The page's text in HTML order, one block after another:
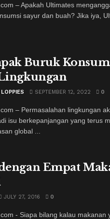
– Apakah Ultimates
sayur dan buah? Jika iya,
Buruk
SEPTEMBER 12, 2022 0
– Permasalahan lingkungan
isu berkepanjangan yang terus
global ...
Empat
JULY 27, 2016 0
- Siapa bilang kalau makanan